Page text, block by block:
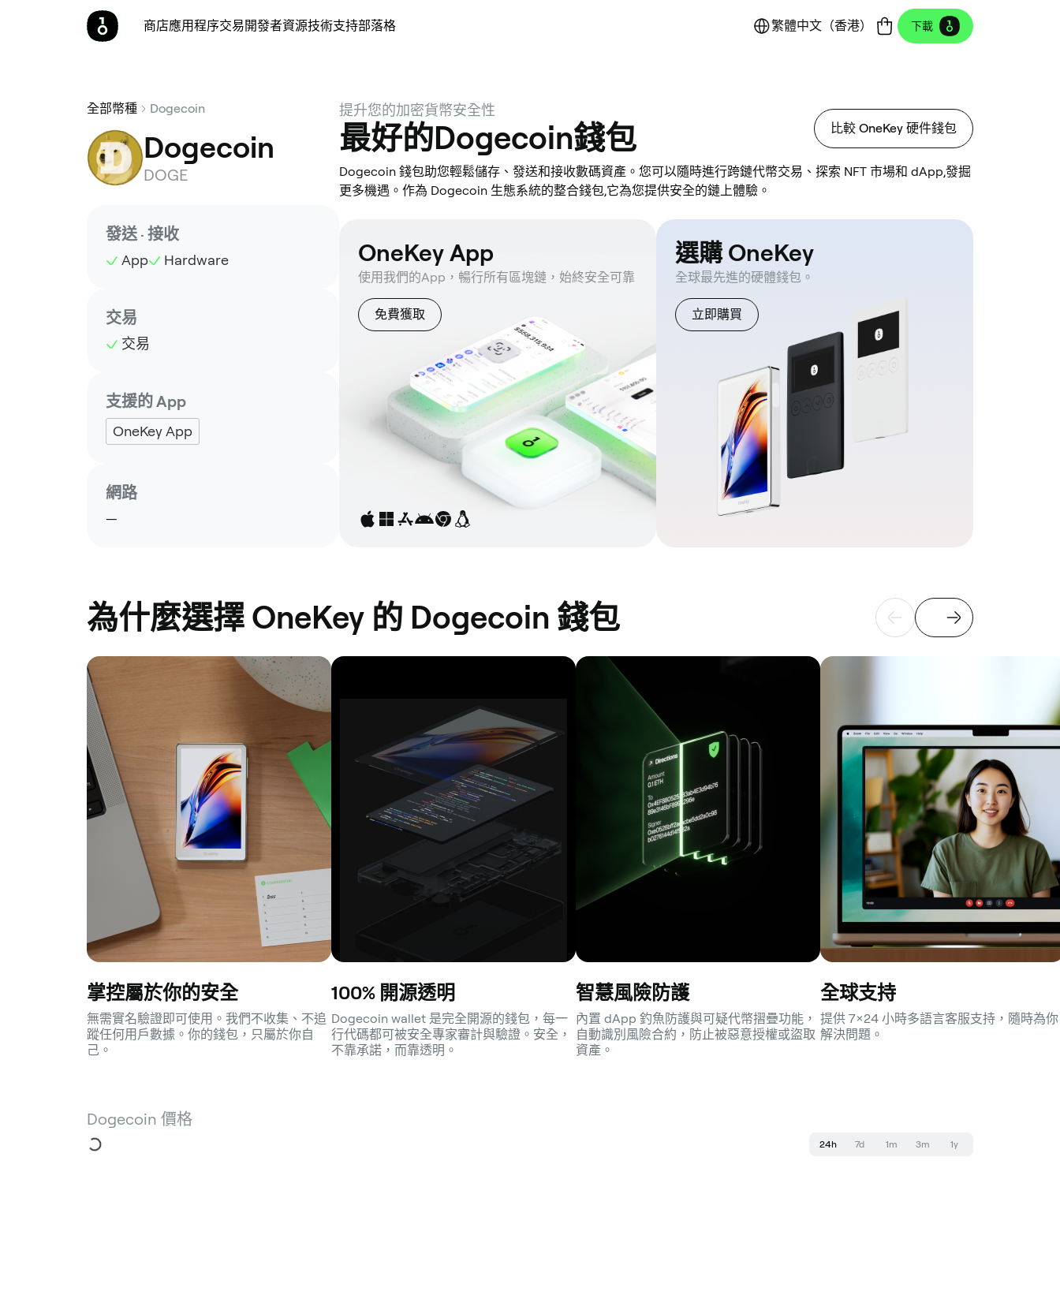
商店應用程序交易開發者資源技術支持部落格 繁體中文（香港） 下載
全部幣種 Dogecoin
Dogecoin
DOGE
發送 · 接收
App Hardware
交易
交易
支援的 App
OneKey App
網路
—
提升您的加密貨幣安全性
最好的Dogecoin錢包 比較 OneKey 硬件錢包
Dogecoin 錢包助您輕鬆儲存、發送和接收數碼資產。您可以隨時進行跨鏈代幣交易、探索 NFT 市場和 dApp,發掘
更多機遇。作為 Dogecoin 生態系統的整合錢包,它為您提供安全的鏈上體驗。
OneKey App
使用我們的App，暢行所有區塊鏈，始終安全可靠
免費獲取
選購 OneKey
全球最先進的硬體錢包。
立即購買
為什麼選擇 OneKey 的 Dogecoin 錢包
掌控屬於你的安全
無需實名驗證即可使用。我們不收集、不追
蹤任何用戶數據。你的錢包，只屬於你自
己。
100% 開源透明
Dogecoin wallet 是完全開源的錢包，每一
行代碼都可被安全專家審計與驗證。安全，
不靠承諾，而靠透明。
智慧風險防護
內置 dApp 釣魚防護與可疑代幣摺疊功能，
自動識別風險合約，防止被惡意授權或盜取
資產。
全球支持
提供 7×24 小時多語言客服支持，隨時為你
解決問題。
Dogecoin 價格
24h 7d 1m 3m 1y